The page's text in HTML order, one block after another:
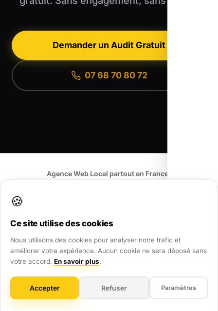
Demander un Audit Gratuit
07 68 70 80 72
Agence Web Local partout en France
AWL .
Partenaire digital de confiance pour les TPE et PME. Nous
transformons votre visibilité locale partout en France.
🍪
Ce site utilise des cookies
Nous utilisons des cookies pour analyser notre trafic et
améliorer votre expérience. Aucun cookie ne sera déposé sans
votre accord. En savoir plus.
Accepter Refuser Paramètres